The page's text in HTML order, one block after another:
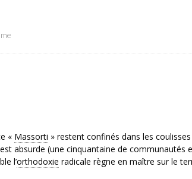
« Massorti » restent confinés dans les
est absurde (une cinquantaine de
l’orthodoxie radicale règne en maître sur le